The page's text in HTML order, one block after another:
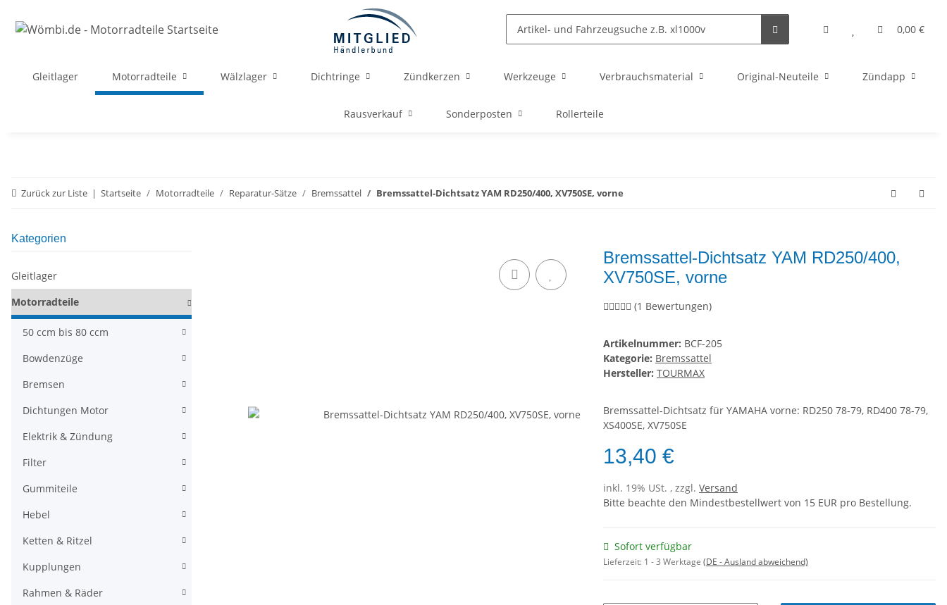
0,00 €
Gleitlager Motorradteile Wälzlager Dichtringe Zündkerzen Werkzeuge Verbrauchsmaterial Original-Neuteile Zündapp
Rausverkauf Sonderposten Rollerteile
Zurück zur Liste Startseite Motorradteile Reparatur-Sätze Bremssattel Bremssattel-Dichtsatz YAM RD250/400, XV750SE, vorne
Bremssattel-Dichtsatz YAM RD250/400,
XV750SE, vorne
(1 Bewertungen)
Artikelnummer: BCF-205
Kategorie: Bremssattel
Hersteller: TOURMAX
Bremssattel-Dichtsatz für YAMAHA vorne: RD250 78-79, RD400 78-79,
XS400SE, XV750SE
13,40 €
inkl. 19% USt. , zzgl. Versand
Bitte beachte den Mindestbestellwert von 15 EUR pro Bestellung.
Sofort verfügbar
Lieferzeit: 1 - 3 Werktage (DE - Ausland abweichend)
Kategorien
Gleitlager
Motorradteile
50 ccm bis 80 ccm
Bowdenzüge
Bremsen
Dichtungen Motor
Elektrik & Zündung
Filter
Gummiteile
Hebel
Ketten & Ritzel
Kupplungen
Rahmen & Räder